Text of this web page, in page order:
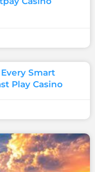
Smart
Play Casino